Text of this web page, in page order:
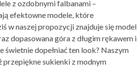
z ozdobnymi falbanami –
efektowne modele, które
w naszej propozycji znajduje się model
dopasowana góra z długim rękawem i
dopełniać ten look? Naszym
sukienki z modnym